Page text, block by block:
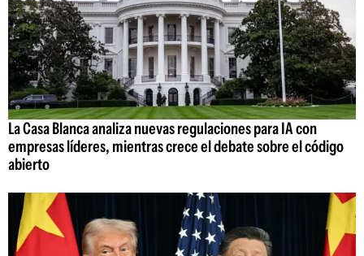
La Casa Blanca analiza nuevas regulaciones para IA con
empresas líderes, mientras crece el debate sobre el código
abierto